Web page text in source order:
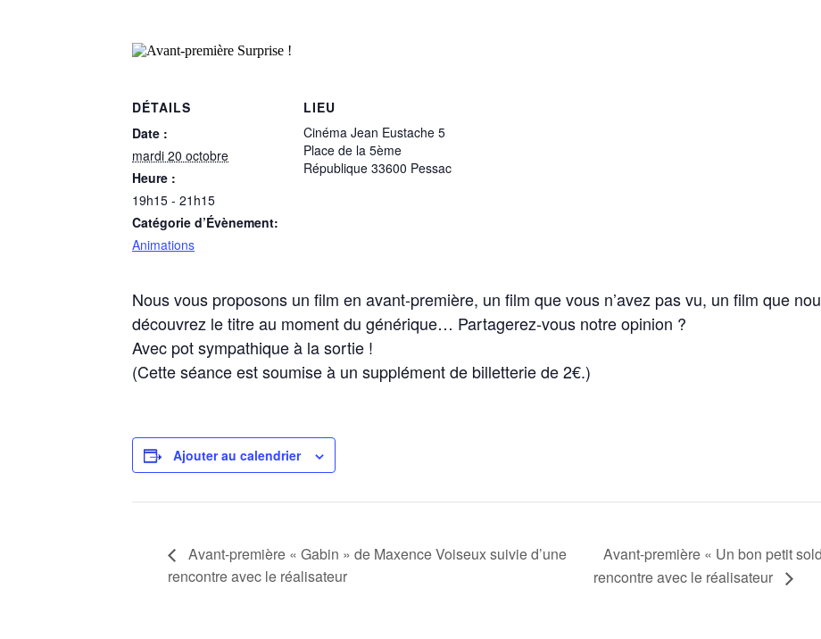
DÉTAILS
Date :
mardi 20 octobre
Heure :
19h15 - 21h15
Catégorie d’Évènement:
Animations
LIEU
Cinéma Jean Eustache 5
Place de la 5ème
République 33600 Pessac
Nous vous proposons un film en avant-première, un film que vous n’avez pas vu, un film que
découvrez le titre au moment du générique… Partagerez-vous notre opinion ?
Avec pot sympathique à la sortie !
(Cette séance est soumise à un supplément de billetterie de 2€.)
Ajouter au calendrier
Avant-première « Gabin » de Maxence Voiseux suivie d’une
rencontre avec le réalisateur
Avant-première « Un bon petit
rencontre avec le réalisateur